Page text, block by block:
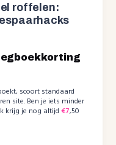
roffelen:
scoort standaard
site. Ben je iets minder
krijg je nog altijd€7,50